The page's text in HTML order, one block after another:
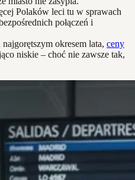
Polaków leci tu w sprawach
połączeń i
najgorętszym okresem lata, ceny
niskie – choć nie zawsze tak,